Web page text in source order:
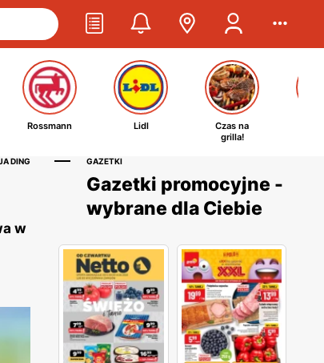
Rossmann Lidl
Czas na
grilla!
DING
w
GAZETKI
Gazetki promocyjne -
wybrane dla Ciebie